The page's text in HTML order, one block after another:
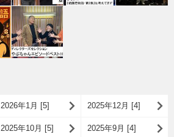
2026年1月 [5] 2025年12月 [4]
2025年10月 [5] 2025年9月 [4]